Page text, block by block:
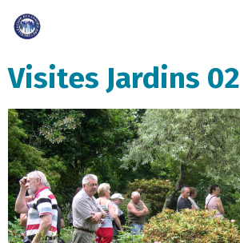
Visites Jardins 02